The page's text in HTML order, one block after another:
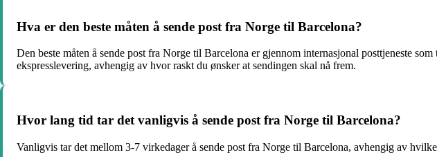
Hva er den beste måten å sende post fra Norge til Barcelona?
Den beste måten å sende post fra Norge til Barcelona er gjennom internasjonal posttjeneste
ekspresslevering, avhengig av hvor raskt du ønsker at sendingen skal nå frem.
Hvor lang tid tar det vanligvis å sende post fra Norge til Barcelona?
Vanligvis tar det mellom 3-7 virkedager å sende post fra Norge til Barcelona, avhengig av